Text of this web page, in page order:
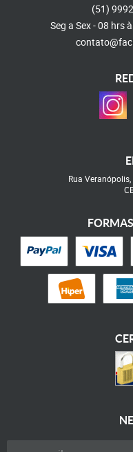
(51)
Seg a Sex - 08 hrs
Rua Veranópolis,